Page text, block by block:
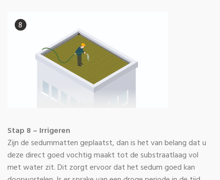
Stap 8 – Irrigeren
Zijn de sedummatten geplaatst, dan is het van belang dat u
deze direct goed vochtig maakt tot de substraatlaag vol
met water zit. Dit zorgt ervoor dat het sedum goed kan